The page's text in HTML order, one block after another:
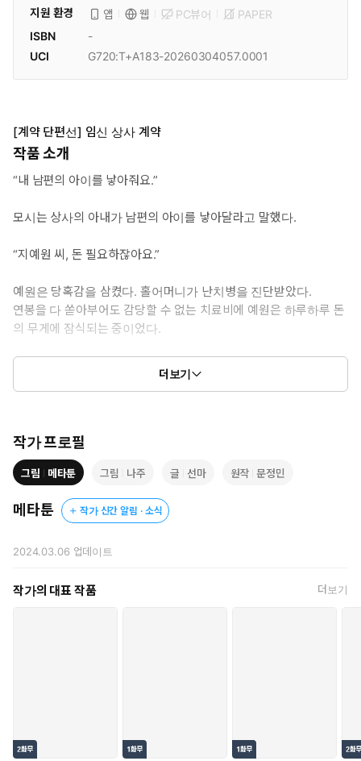
지원 환경 앱 웹 PC뷰어
PAPER
ISBN
-
UCI
G720:T+A183-20260304057.0001
[계약 단편선] 임신 상사 계약
작품 소개
“내 남편의 아이를 낳아줘요.”
모시는 상사의 아내가 남편의 아이를 낳아달라고 말했다.
“지예원 씨, 돈 필요하잖아요.”
예원은 당혹감을 삼켰다. 홀어머니가 난치병을 진단받았다.
연봉을 다 쏟아부어도 감당할 수 없는 치료비에 예원은 하루하루 돈
의 무게에 잠식되는 중이었다.
모든 것을 겨우 그 봉투 하나와 맞바꿨다.
ⓒ선마,나주(원작:문정민)/메타툰
더보기
작가 프로필
그림 메타툰 그림 나주 글 선마 원작 문정민
메타툰 작가 신간 알림 · 소식
2024.03.06 업데이트
작가의 대표 작품 더보기